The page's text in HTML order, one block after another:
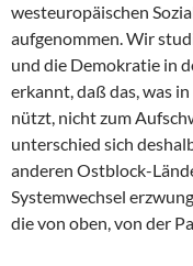
westeuropäischen
aufgenommen. Wir
und die Demokratie in
erkannt, daß das, was
nützt, nicht zum
unterschied sich
anderen Ostblock-
Systemwechsel
die von oben, von der